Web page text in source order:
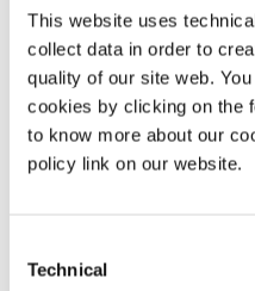
This website uses
collect data in order to
quality of our site web.
cookies by clicking on the
to know more about our
policy link on our website.
Selection
Technical
Tijdens deeerste afspraak
van de apparatuur en de
informeren we u over onze
ons mag verwachten.
Tweede afspraak
Na twee tot vier weken
afspraak vindt plaats in het
Deze periode wordt